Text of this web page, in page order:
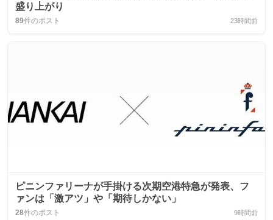
盛り上がり
89件のポスト 23時間前
ピニンファリーナが手掛ける次期空港特急が発表、フ
ァンは「激アツ」や「期待しかない」
28件のポスト 9時間前